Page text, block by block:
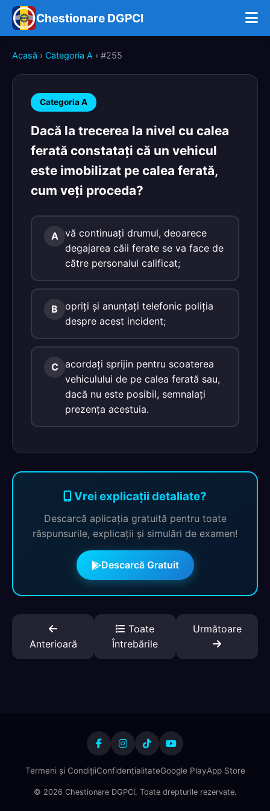
Chestionare DGPCI
Acasă › Categoria A › #255
Categoria A
Dacă la trecerea la nivel cu calea
ferată constataţi că un vehicul
este imobilizat pe calea ferată,
cum veţi proceda?
A vă continuaţi drumul, deoarece
degajarea căii ferate se va face de
către personalul calificat;
B
opriţi şi anunţaţi telefonic poliţia
despre acest incident;
C acordaţi sprijin pentru scoaterea
vehiculului de pe calea ferată sau,
dacă nu este posibil, semnalaţi
prezenţa acestuia.
Vrei explicații detaliate?
Descarcă aplicația gratuită pentru toate
răspunsurile, explicații și simulări de examen!
Descarcă Gratuit
Anterioară
Toate
Întrebările
Următoare
Termeni și CondițiiConfidențialitateGoogle PlayApp Store
© 2026 Chestionare DGPCI. Toate drepturile rezervate.